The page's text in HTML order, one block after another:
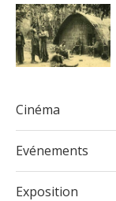
Cinéma
Evénements
Exposition